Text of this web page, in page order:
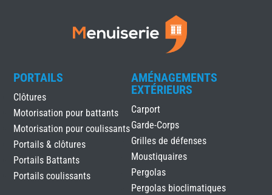
PORTAILS
Clôtures
Motorisation pour battants
Motorisation pour coulissants
Portails & clôtures
Portails Battants
Portails coulissants
AMÉNAGEMENTS
EXTÉRIEURS
Carport
Garde-Corps
Grilles de défenses
Moustiquaires
Pergolas
Pergolas bioclimatiques